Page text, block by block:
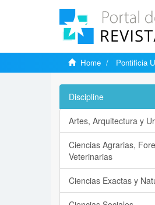
Home Pontificia
Discipline
Artes, Arquitectura y
Ciencias Agrarias,
Veterinarias
Ciencias Exactas y